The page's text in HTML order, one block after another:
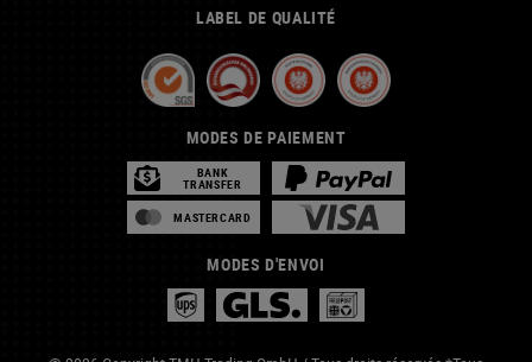
LABEL DE QUALITÉ
MODES DE PAIEMENT
BANK
TRANSFER
MASTERCARD
MODES D'ENVOI